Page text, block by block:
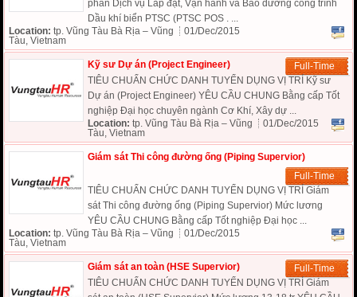
phần Dịch vụ Lắp đặt, Vận hành và Bảo dưỡng công trình
Dầu khí biển PTSC (PTSC POS . ...
Location: tp. Vũng Tàu Bà Rịa – Vũng
Tàu, Vietnam
01/Dec/2015
Kỹ sư Dự án (Project Engineer)
Full-Time
TIÊU CHUẨN CHỨC DANH TUYỂN DỤNG VỊ TRÍ Kỹ sư
Dự án (Project Engineer) YÊU CẦU CHUNG Bằng cấp Tốt
nghiệp Đại học chuyên ngành Cơ Khí, Xây dự ...
Location: tp. Vũng Tàu Bà Rịa – Vũng
Tàu, Vietnam
01/Dec/2015
Giám sát Thi công đường ống (Piping Supervior)
Full-Time
TIÊU CHUẨN CHỨC DANH TUYỂN DỤNG VỊ TRÍ Giám
sát Thi công đường ống (Piping Supervior) Mức lương
YÊU CẦU CHUNG Bằng cấp Tốt nghiệp Đại học ...
Location: tp. Vũng Tàu Bà Rịa – Vũng
Tàu, Vietnam
01/Dec/2015
Giám sát an toàn (HSE Supervior)
Full-Time
TIÊU CHUẨN CHỨC DANH TUYỂN DỤNG VỊ TRÍ Giám